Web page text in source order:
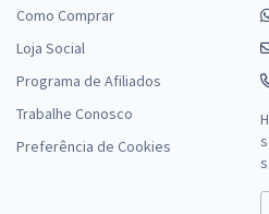
Como Comprar
Loja Social
Programa de Afiliados
Trabalhe Conosco
Preferência de Cookies